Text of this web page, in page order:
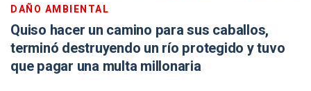
DAÑO AMBIENTAL
Quiso hacer un camino para sus caballos,
terminó destruyendo un río protegido y tuvo
que pagar una multa millonaria